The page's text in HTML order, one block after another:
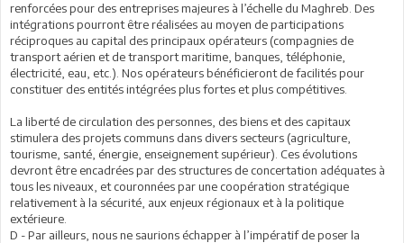
renforcées pour des entreprises majeures à l’échelle du Maghreb. Des
intégrations pourront être réalisées au moyen de participations
réciproques au capital des principaux opérateurs (compagnies de
transport aérien et de transport maritime, banques, téléphonie,
électricité, eau, etc.). Nos opérateurs bénéficieront de facilités pour
constituer des entités intégrées plus fortes et plus compétitives.
La liberté de circulation des personnes, des biens et des capitaux
stimulera des projets communs dans divers secteurs (agriculture,
tourisme, santé, énergie, enseignement supérieur). Ces évolutions
devront être encadrées par des structures de concertation adéquates à
tous les niveaux, et couronnées par une coopération stratégique
relativement à la sécurité, aux enjeux régionaux et à la politique
extérieure.
D - Par ailleurs, nous ne saurions échapper à l’impératif de poser la